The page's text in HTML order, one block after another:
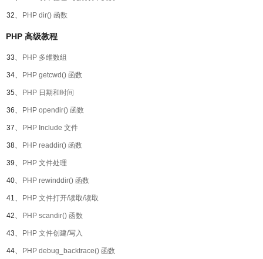
32、 PHP dir() 函数
PHP 高级教程
33、 PHP 多维数组
34、 PHP getcwd() 函数
35、 PHP 日期和时间
36、 PHP opendir() 函数
37、 PHP Include 文件
38、 PHP readdir() 函数
39、 PHP 文件处理
40、 PHP rewinddir() 函数
41、 PHP 文件打开/读取/读取
42、 PHP scandir() 函数
43、 PHP 文件创建/写入
44、 PHP debug_backtrace() 函数